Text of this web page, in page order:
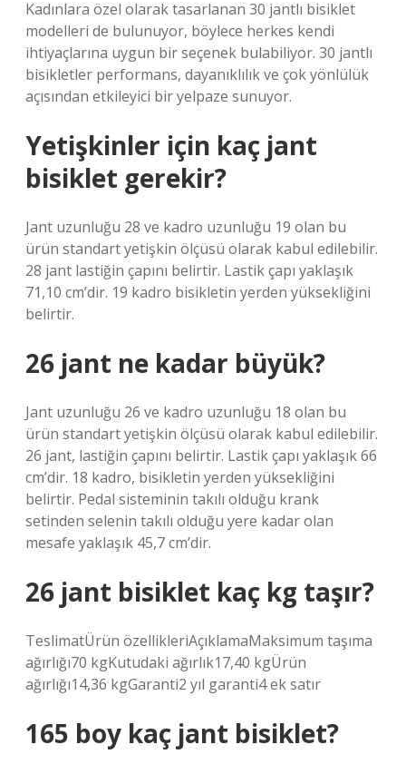
Kadınlara özel olarak tasarlanan 30 jantlı bisiklet
modelleri de bulunuyor, böylece herkes kendi
ihtiyaçlarına uygun bir seçenek bulabiliyor. 30 jantlı
bisikletler performans, dayanıklılık ve çok yönlülük
açısından etkileyici bir yelpaze sunuyor.
Yetişkinler için kaç jant
bisiklet gerekir?
Jant uzunluğu 28 ve kadro uzunluğu 19 olan bu
ürün standart yetişkin ölçüsü olarak kabul edilebilir.
28 jant lastiğin çapını belirtir. Lastik çapı yaklaşık
71,10 cm’dir. 19 kadro bisikletin yerden yüksekliğini
belirtir.
26 jant ne kadar büyük?
Jant uzunluğu 26 ve kadro uzunluğu 18 olan bu
ürün standart yetişkin ölçüsü olarak kabul edilebilir.
26 jant, lastiğin çapını belirtir. Lastik çapı yaklaşık 66
cm’dir. 18 kadro, bisikletin yerden yüksekliğini
belirtir. Pedal sisteminin takılı olduğu krank
setinden selenin takılı olduğu yere kadar olan
mesafe yaklaşık 45,7 cm’dir.
26 jant bisiklet kaç kg taşır?
TeslimatÜrün özellikleriAçıklamaMaksimum taşıma
ağırlığı70 kgKutudaki ağırlık17,40 kgÜrün
ağırlığı14,36 kgGaranti2 yıl garanti4 ek satır
165 boy kaç jant bisiklet?